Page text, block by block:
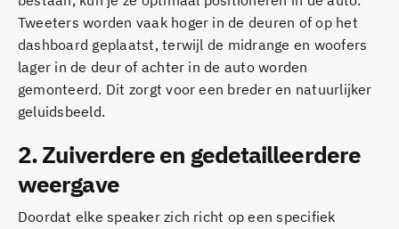
Tweeters worden vaak hoger in de deuren of op het
dashboard geplaatst, terwijl de midrange en woofers
lager in de deur of achter in de auto worden
gemonteerd. Dit zorgt voor een breder en natuurlijker
geluidsbeeld.
2.Zuiverdere en gedetailleerdere
weergave
Doordat elke speaker zich richt op een specifiek